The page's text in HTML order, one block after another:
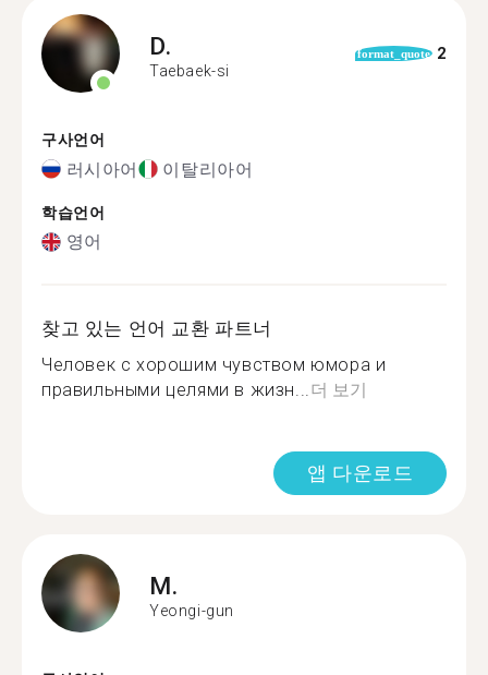
D.
Taebaek-si
format_quote 2
구사언어
러시아어 이탈리아어
학습언어
영어
찾고 있는 언어 교환 파트너
Человек с хорошим чувством юмора и
правильными целями в жизн...더 보기
앱 다운로드
M.
Yeongi-gun